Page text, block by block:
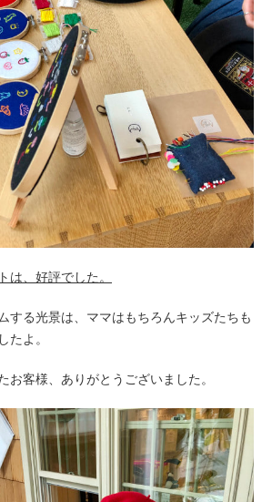
は、好評でした。
する光景は、ママはもちろんキッズたちも
たよ。
お客様、ありがとうございました。